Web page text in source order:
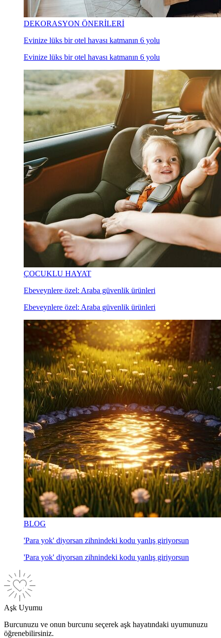
DEKORASYON ÖNERİLERİ
Evinize lüks bir otel havası katmanın 6 yolu
Evinize lüks bir otel havası katmanın 6 yolu
ÇOCUKLU HAYAT
Ebeveynlere özel: Araba güvenlik ürünleri
Ebeveynlere özel: Araba güvenlik ürünleri
BLOG
'Para yok' diyorsan zihnindeki kodu yanlış giriyorsun
'Para yok' diyorsan zihnindeki kodu yanlış giriyorsun
Aşk Uyumu
Burcunuzu ve onun burcunu seçerek aşk hayatındaki uyumunuzu
öğrenebilirsiniz.